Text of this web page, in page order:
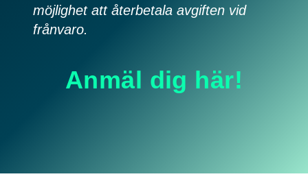
möjlighet att återbetala avgiften vid
frånvaro.
Anmäl dig här!